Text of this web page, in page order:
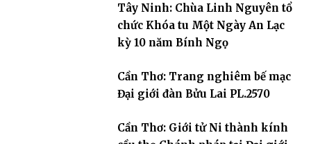
Tây Ninh: Chùa Linh Nguyên tổ
chức Khóa tu Một Ngày An Lạc
kỳ 10 năm Bính Ngọ
Cần Thơ: Trang nghiêm bế mạc
Đại giới đàn Bửu Lai PL.2570
Cần Thơ: Giới tử Ni thành kính